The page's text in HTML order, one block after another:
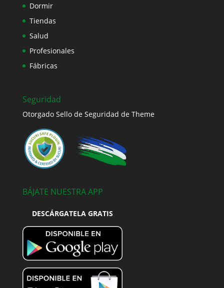
Dormir
Tiendas
Salud
Profesionales
Fábricas
Seguridad
Otorgado Sello de Seguridad de Theme
BÁJATE NUESTRA APP
DESCÁRGATELA GRATIS